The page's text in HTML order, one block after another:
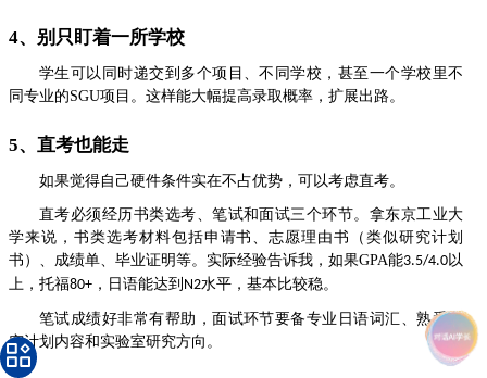
4、别只盯着一所学校
学生可以同时递交到多个项目、不同学校，甚至一个学校里不
同专业的SGU项目。这样能大幅提高录取概率，扩展出路。
5、直考也能走
如果觉得自己硬件条件实在不占优势，可以考虑直考。
直考必须经历书类选考、笔试和面试三个环节。拿东京工业大
学来说，书类选考材料包括申请书、志愿理由书（类似研究计划
书）、成绩单、毕业证明等。实际经验告诉我，如果GPA能3.5/4.0以
上，托福80+ ，日语能达到 N2水平，基本比较稳。
笔试成绩好非常有帮助 ，面试环节要备专业日语词汇、熟悉研
究计划内容和实验室研究方向。